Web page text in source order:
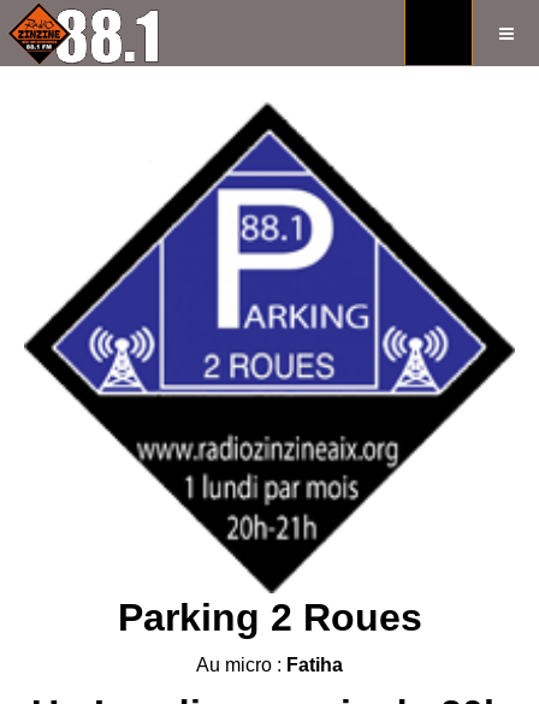
Parking 2 Roues
Au micro : Fatiha